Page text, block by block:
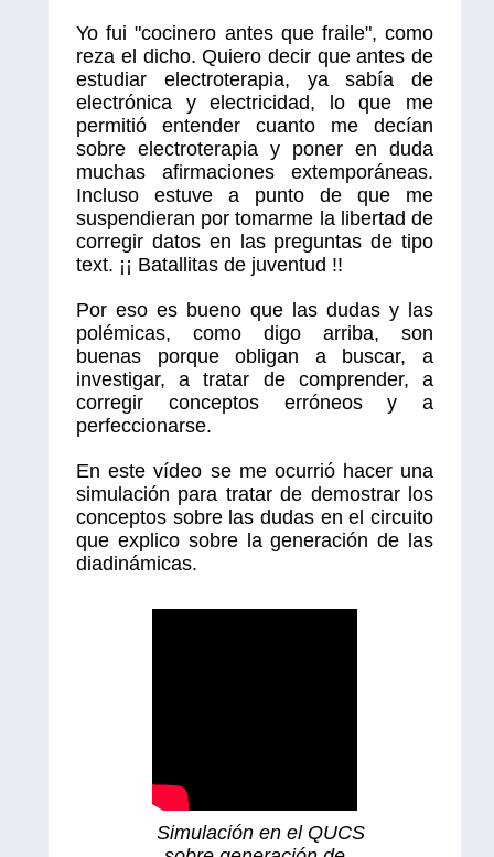
Yo fui "cocinero antes que fraile", como
reza el dicho. Quiero decir que antes de
estudiar electroterapia, ya sabía de
electrónica y electricidad, lo que me
permitió entender cuanto me decían
sobre electroterapia y poner en duda
muchas afirmaciones extemporáneas.
Incluso estuve a punto de que me
suspendieran por tomarme la libertad de
corregir datos en las preguntas de tipo
text. ¡¡ Batallitas de juventud !!
Por eso es bueno que las dudas y las
polémicas, como digo arriba, son
buenas porque obligan a buscar, a
investigar, a tratar de comprender, a
corregir conceptos erróneos y a
perfeccionarse.
En este vídeo se me ocurrió hacer una
simulación para tratar de demostrar los
conceptos sobre las dudas en el circuito
que explico sobre la generación de las
diadinámicas.
Simulación en el QUCS